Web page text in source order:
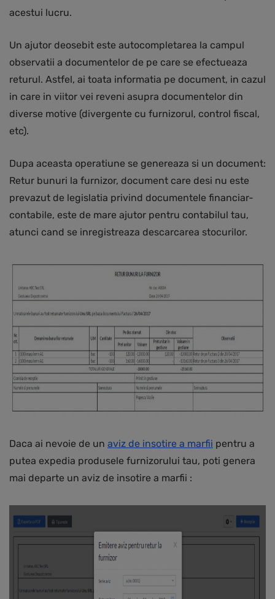
acestui lucru.
Un ajutor deosebit este autocompletarea la campul
observatii a documentelor de pe care se efectueaza
returul. Astfel, ai toata informatia pe document, in cazul
in care in viitor vei reveni asupra documentelor din
diverse motive (divergente cu furnizorul, control fiscal,
etc).
Dupa aceasta operatiune se genereaza si un document:
Retur bunuri la furnizor, document care desi nu este
prevazut de legislatia privind documentele financiar-
contabile, este de mare ajutor pentru contabilul tau,
atunci cand se inregistreaza descarcarea stocurilor.
Daca ai nevoie de un aviz de insotire a marfii pentru a
putea expedia produsele furnizorului tau, poti genera
mai departe un aviz de insotire a marfii :